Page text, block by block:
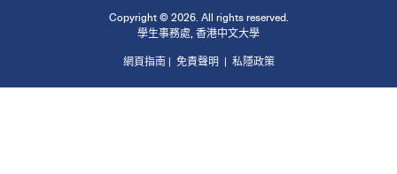
Copyright © 2026. All rights reserved.
學生事務處 香港中文大學
網頁指南| 免責聲明| 私隱政策